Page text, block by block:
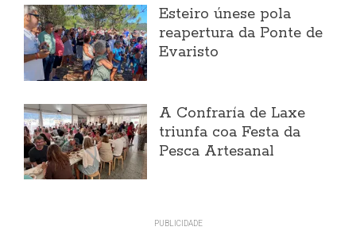
Esteiro únese pola
reapertura da Ponte de
Evaristo
A Confraría de Laxe
triunfa coa Festa da
Pesca Artesanal